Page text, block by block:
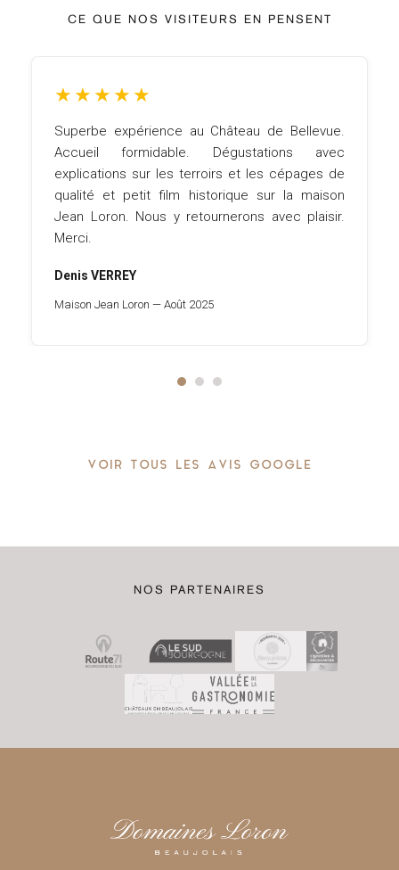
CE QUE NOS VISITEURS EN PENSENT
★ ★ ★ ★ ★
Superbe expérience au Château de Bellevue.
Accueil formidable. Dégustations avec
explications sur les terroirs et les cépages de
qualité et petit film historique sur la maison
Jean Loron. Nous y retournerons avec plaisir.
Merci.
Denis VERREY
Maison Jean Loron — Août 2025
VOIR TOUS LES AVIS GOOGLE
NOS PARTENAIRES